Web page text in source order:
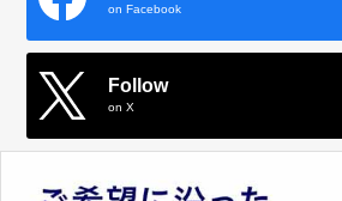
on Facebook
Follow
on X